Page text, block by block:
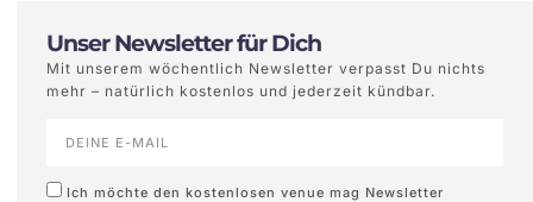
Unser Newsletter für Dich
Mit unserem wöchentlich Newsletter verpasst Du nichts
mehr – natürlich kostenlos und jederzeit kündbar.
Ich möchte den kostenlosen venue mag Newsletter